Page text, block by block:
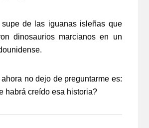
de las iguanas isleñas que
dinosaurios marcianos en un
no dejo de preguntarme es:
habrá creído esa historia?